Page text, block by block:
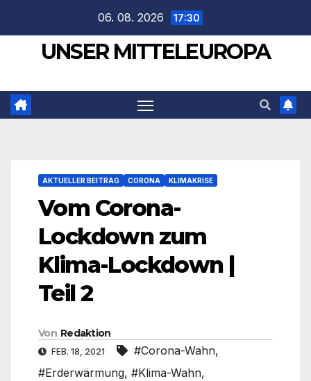
springen
06. 08. 2026 17:30
UNSER MITTELEUROPA
AKTUELLER BEITRAG CORONA KLIMAKRISE
Vom Corona-
Lockdown zum
Klima-Lockdown |
Teil 2
Von Redaktion
FEB. 18, 2021 #Corona-Wahn,
#Erderwärmung, #Klima-Wahn,